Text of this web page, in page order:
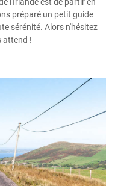
préparé un petit guide
sérénité. Alors n'hésitez
attend !